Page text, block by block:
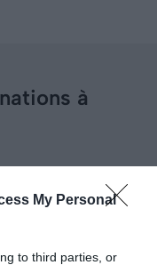
My Personal
to third parties, or
à